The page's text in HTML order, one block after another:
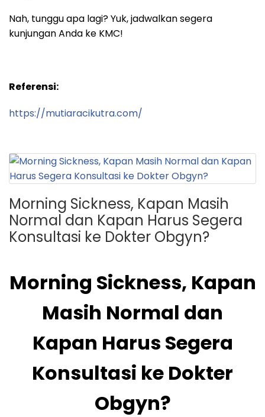
Nah, tunggu apa lagi? Yuk, jadwalkan segera
kunjungan Anda ke KMC!
Referensi:
https://mutiaracikutra.com/
Morning Sickness, Kapan Masih
Normal dan Kapan Harus Segera
Konsultasi ke Dokter Obgyn?
Morning Sickness, Kapan
Masih Normal dan
Kapan Harus Segera
Konsultasi ke Dokter
Obgyn?